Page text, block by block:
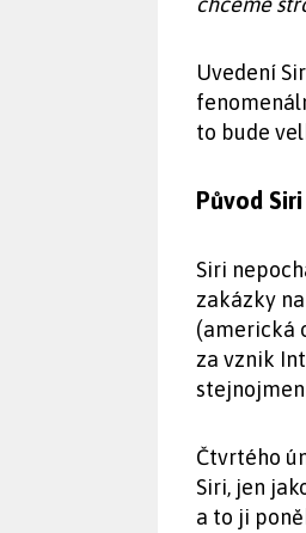
Uvedení
to bude
Původ Siri
Siri
zakázky
(americká
za vznik
Čtvrtého
Siri, jen
a to ji